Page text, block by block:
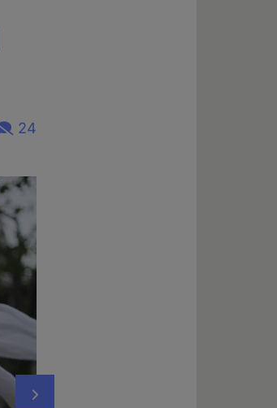
24